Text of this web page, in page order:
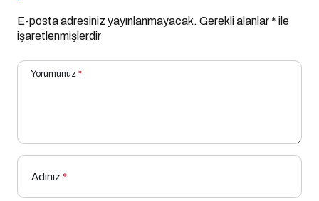
E-posta adresiniz yayınlanmayacak. Gerekli alanlar* ile
işaretlenmişlerdir
Yorumunuz *
Adınız *